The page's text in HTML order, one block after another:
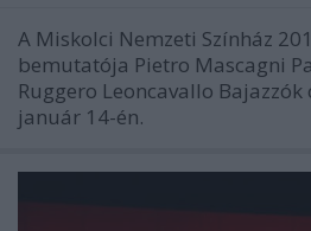
A Miskolci Nemzeti Színház
bemutatója Pietro Mascagni
Ruggero Leoncavallo
január 14-én.